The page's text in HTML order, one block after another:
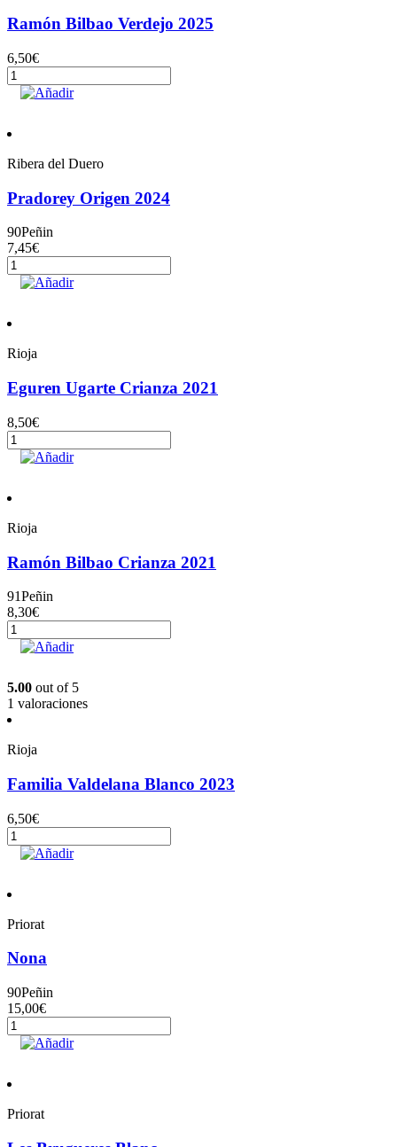
Ramón Bilbao Verdejo 2025
6,50€
Ramón
Bilbao
cantidad
Añadir
Ribera del Duero
Pradorey Origen 2024
90Peñin
7,45€
Pradorey
OrigenAñadir
Rioja
Eguren Ugarte Crianza 2021
8,50€
Eguren
Ugarte
cantidad
Añadir
Rioja
Ramón Bilbao Crianza 2021
91Peñin
8,30€
Ramón
Bilbao
cantidad
Añadir
5.00 out of 5
1 valoraciones
Rioja
Familia Valdelana Blanco 2023
6,50€
Familia
Valdelana
cantidad
Añadir
Priorat
Nona
90Peñin
15,00€
Nona
cantidadAñadir
Priorat